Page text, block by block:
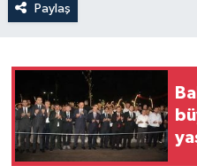
Paylaş